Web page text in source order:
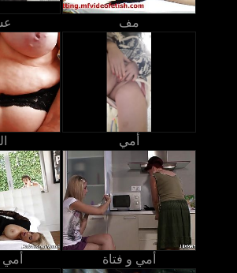
مف
أمي
أمي و فتاة